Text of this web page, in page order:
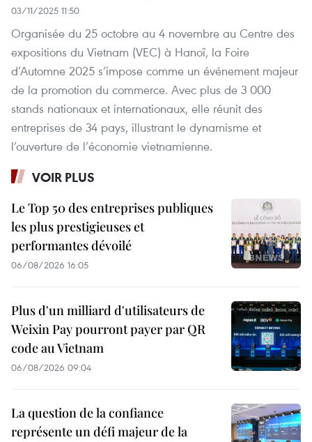
03/11/2025 11:50
Organisée du 25 octobre au 4 novembre au Centre des
expositions du Vietnam (VEC) à Hanoï, la Foire
d’Automne 2025 s’impose comme un événement majeur
de la promotion du commerce. Avec plus de 3 000
stands nationaux et internationaux, elle réunit des
entreprises de 34 pays, illustrant le dynamisme et
l’ouverture de l’économie vietnamienne.
VOIR PLUS
Le Top 50 des entreprises publiques
les plus prestigieuses et
performantes dévoilé
06/08/2026 16:05
Plus d'un milliard d'utilisateurs de
Weixin Pay pourront payer par QR
code au Vietnam
06/08/2026 09:04
La question de la confiance
représente un défi majeur de la